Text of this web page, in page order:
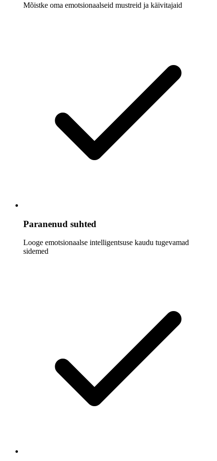
Mõistke oma emotsionaalseid mustreid ja käivitajaid
Paranenud suhted
Looge emotsionaalse intelligentsuse kaudu tugevamad
sidemed